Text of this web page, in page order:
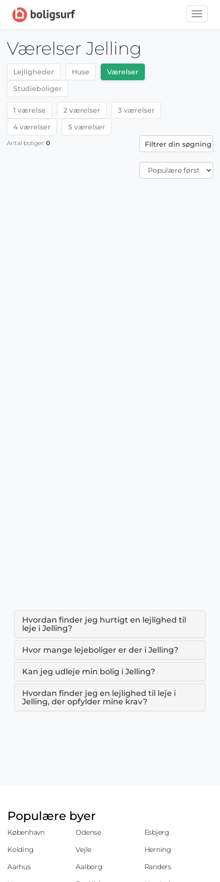
Toggle
Værelser Jelling
Lejligheder Huse
Værelser
Studieboliger
1 værelse 2 værelser
3 værelser
4 værelser
5 værelser
Antal boliger: 0 Filtrer din søgning
Hvordan finder jeg hurtigt en lejlighed til
leje i Jelling?
Hvor mange lejeboliger er der i Jelling?
Kan jeg udleje min bolig i Jelling?
Hvordan finder jeg en lejlighed til leje i
Jelling, der opfylder mine krav?
Populære byer
København Odense
Esbjerg
Kolding
Vejle
Herning
Aarhus
Aalborg
Randers